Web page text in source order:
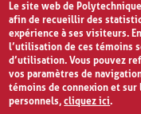
Le site web de
afin de recueillir des
expérience à ses visiteurs.
l’utilisation de ces témoins
d’utilisation. Vous pouvez
vos paramètres de
témoins de connexion et
personnels,cliquez ici.